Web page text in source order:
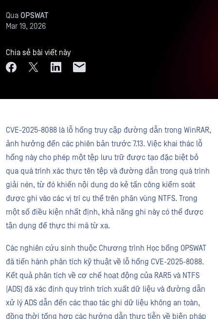
Qua OPSWAT
Mar 19, 2026
Chia sẻ bài viết này
CVE-2025-8088 là lỗ hổng truy cập đường dẫn trong WinRAR,
ảnh hưởng đến các phiên bản trước 7.13. Việc khai thác lỗ
hổng này cho phép một tệp lưu trữ được tạo đặc biệt bỏ
qua quá trình xác thực tên tệp và đường dẫn trong quá trình
giải nén, từ đó khiến nội dung do kẻ tấn công kiểm soát
được ghi vào các vị trí cụ thể trên phân vùng NTFS. Trong
một số điều kiện nhất định, khả năng ghi này có thể được
tận dụng để thực thi mã từ xa.
Các nghiên cứu sinh thuộc Chương trình Học bổng OPSWAT
đã tiến hành phân tích kỹ thuật về lỗ hổng CVE-2025-8088.
Kết quả phân tích về cơ chế hoạt động của RAR5 và NTFS
(ADS) đã xác định quy trình trích xuất dữ liệu và đường dẫn
xử lý ADS dẫn đến các thao tác ghi dữ liệu không an toàn,
đồng thời tổng hợp các hướng dẫn thực tiễn về biện pháp